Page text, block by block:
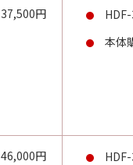
37,500円
本体
46,000円